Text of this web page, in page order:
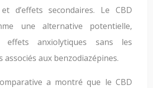
d’effets secondaires. Le CBD
une alternative potentielle,
anxiolytiques sans les
associés aux benzodiazépines.
a montré que le CBD